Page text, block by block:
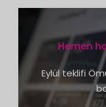
Hemen
Eylül teklifi